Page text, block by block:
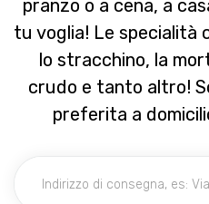
pranzo o a cena, a
tu voglia! Le specialità
lo stracchino, la
crudo e tanto altro!
preferita a